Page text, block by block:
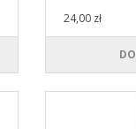
24,00 zł